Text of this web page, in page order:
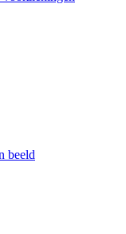
beeld